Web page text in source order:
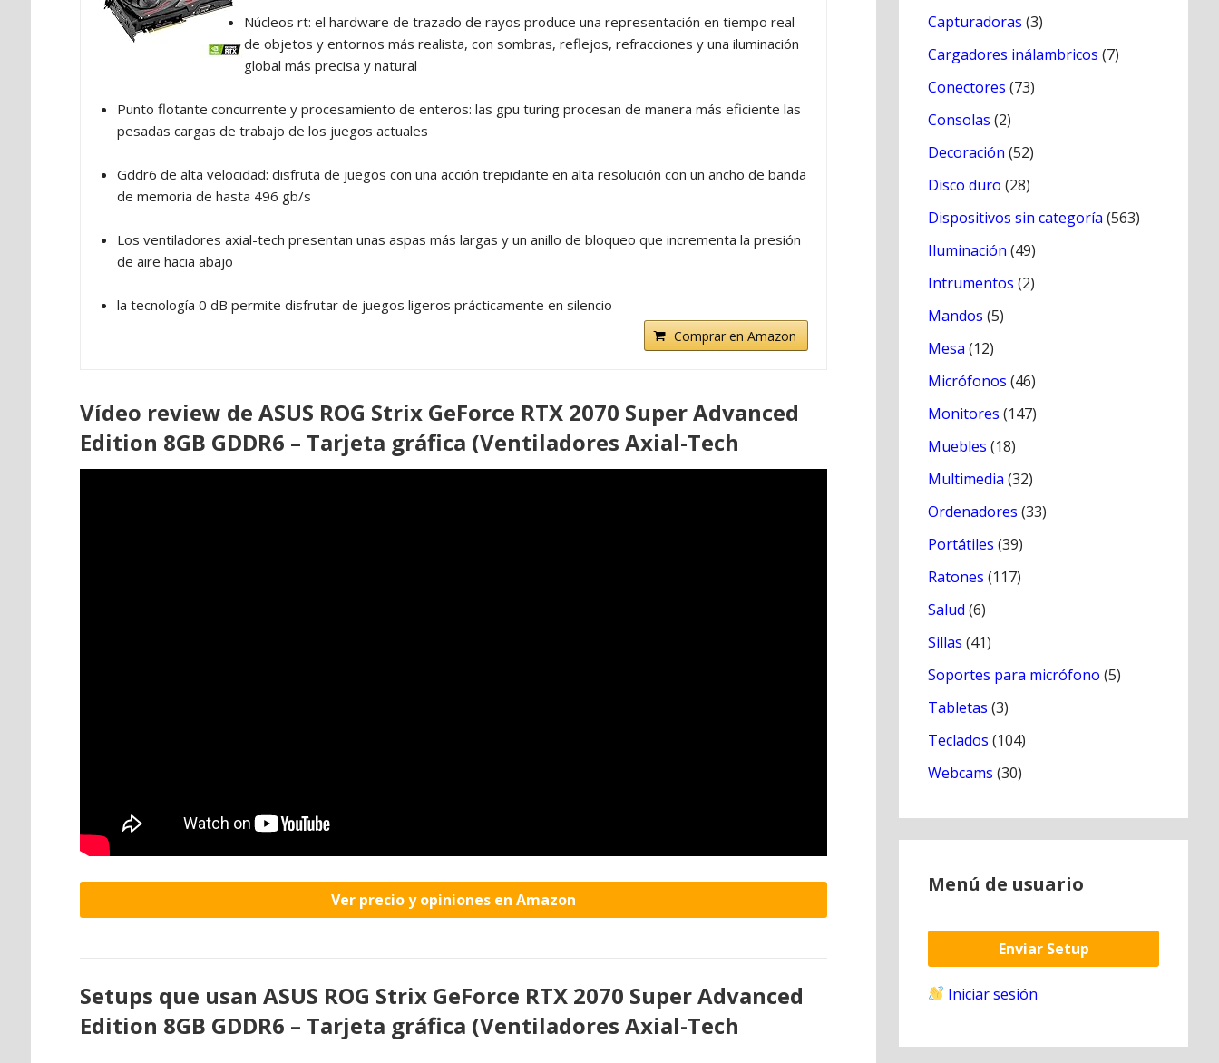
Núcleos rt: el hardware de trazado de rayos produce una representación en tiempo real
de objetos y entornos más realista, con sombras, reflejos, refracciones y una iluminación
global más precisa y natural
Punto flotante concurrente y procesamiento de enteros: las gpu turing procesan de manera más eficiente las
pesadas cargas de trabajo de los juegos actuales
Gddr6 de alta velocidad: disfruta de juegos con una acción trepidante en alta resolución con un ancho de banda
de memoria de hasta 496 gb/s
Los ventiladores axial-tech presentan unas aspas más largas y un anillo de bloqueo que incrementa la presión
de aire hacia abajo
la tecnología 0 dB permite disfrutar de juegos ligeros prácticamente en silencio
Comprar en Amazon
Vídeo review de ASUS ROG Strix GeForce RTX 2070 Super Advanced
Edition 8GB GDDR6 – Tarjeta gráfica (Ventiladores Axial-Tech
Ver precio y opiniones en Amazon
Setups que usan ASUS ROG Strix GeForce RTX 2070 Super Advanced
Edition 8GB GDDR6 – Tarjeta gráfica (Ventiladores Axial-Tech
Capturadoras (3)
Cargadores inálambricos (7)
Conectores (73)
Consolas (2)
Decoración (52)
Disco duro (28)
Dispositivos sin categoría (563)
Iluminación (49)
Intrumentos (2)
Mandos (5)
Mesa (12)
Micrófonos (46)
Monitores (147)
Muebles (18)
Multimedia (32)
Ordenadores (33)
Portátiles (39)
Ratones (117)
Salud (6)
Sillas (41)
Soportes para micrófono (5)
Tabletas (3)
Teclados (104)
Webcams (30)
Menú de usuario
Enviar Setup
Iniciar sesión